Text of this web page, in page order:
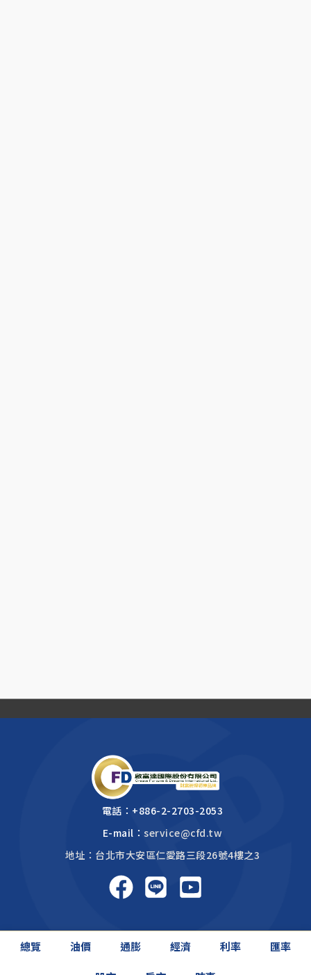
總覽 油價 通膨 經濟 利率 匯率
電話： +886-2-2703-2053
E-mail：service@cfd.tw
地址：台北市大安區仁愛路三段26號4樓之3
啟富達國際 2026 © All rights reserved.
網頁設計公司
: 振作國際